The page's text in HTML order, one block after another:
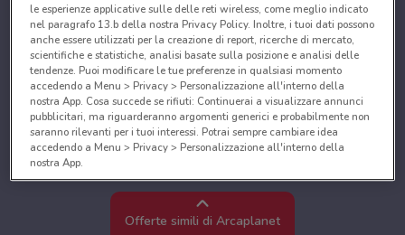
Offerte simili di Arcaplanet
le esperienze applicative sulle delle reti wireless, come meglio indicato
nel paragrafo 13.b della nostra Privacy Policy. Inoltre, i tuoi dati possono
anche essere utilizzati per la creazione di report, ricerche di mercato,
scientifiche e statistiche, analisi basate sulla posizione e analisi delle
tendenze. Puoi modificare le tue preferenze in qualsiasi momento
accedendo a Menu > Privacy > Personalizzazione all'interno della
nostra App. Cosa succede se rifiuti: Continuerai a visualizzare annunci
pubblicitari, ma riguarderanno argomenti generici e probabilmente non
saranno rilevanti per i tuoi interessi. Potrai sempre cambiare idea
accedendo a Menu > Privacy > Personalizzazione all'interno della
nostra App.
Noi e i nostri partner trattiamo i dati per fornire:
Utilizzare dati di geolocalizzazione precisi. Scansione attiva delle
caratteristiche del dispositivo ai fini dell’identificazione. Archiviare